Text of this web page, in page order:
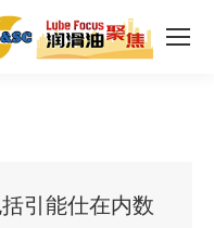
引能仕在内数